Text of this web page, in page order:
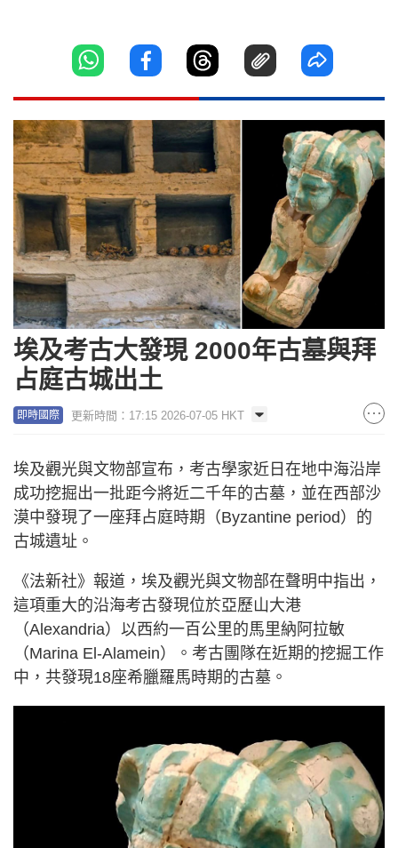
埃及考古大發現 2000年古墓與拜
占庭古城出土
即時國際 更新時間：17:15 2026-07-05 HKT
埃及觀光與文物部宣布，考古學家近日在地中海沿岸
成功挖掘出一批距今將近二千年的古墓，並在西部沙
漠中發現了一座拜占庭時期（Byzantine period）的
古城遺址。
《法新社》報道，埃及觀光與文物部在聲明中指出，
這項重大的沿海考古發現位於亞歷山大港
（Alexandria）以西約一百公里的馬里納阿拉敏
（Marina El-Alamein）。考古團隊在近期的挖掘工作
中，共發現18座希臘羅馬時期的古墓。